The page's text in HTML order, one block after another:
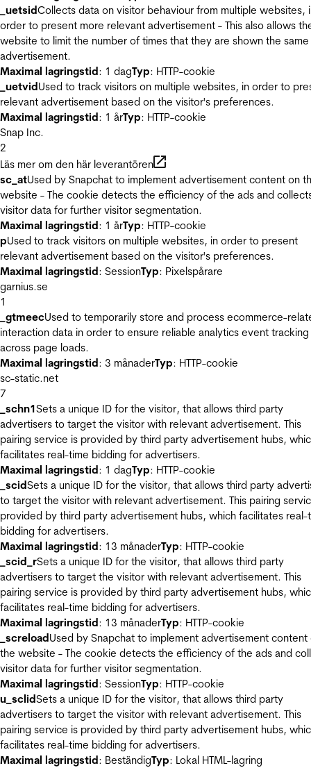
_uetsidCollects data on visitor behaviour from multiple websites,
order to present more relevant advertisement - This also allows
website to limit the number of times that they are shown the same
advertisement.
Maximal lagringstid: 1 dagTyp: HTTP-cookie
_uetvidUsed to track visitors on multiple websites, in order to
relevant advertisement based on the visitor's preferences.
Maximal lagringstid: 1 årTyp: HTTP-cookie
Snap Inc.
2
Läs mer om den här leverantören
sc_atUsed by Snapchat to implement advertisement content on
website - The cookie detects the efficiency of the ads and
visitor data for further visitor segmentation.
Maximal lagringstid: 1 årTyp: HTTP-cookie
pUsed to track visitors on multiple websites, in order to present
relevant advertisement based on the visitor's preferences.
Maximal lagringstid: SessionTyp: Pixelspårare
garnius.se
1
_gtmeecUsed to temporarily store and process ecommerce-
interaction data in order to ensure reliable analytics event tracking
across page loads.
Maximal lagringstid: 3 månaderTyp: HTTP-cookie
sc-static.net
7
_schn1Sets a unique ID for the visitor, that allows third party
advertisers to target the visitor with relevant advertisement. This
pairing service is provided by third party advertisement hubs,
facilitates real-time bidding for advertisers.
Maximal lagringstid: 1 dagTyp: HTTP-cookie
_scidSets a unique ID for the visitor, that allows third party
to target the visitor with relevant advertisement. This pairing
provided by third party advertisement hubs, which facilitates real-
bidding for advertisers.
Maximal lagringstid: 13 månaderTyp: HTTP-cookie
_scid_rSets a unique ID for the visitor, that allows third party
advertisers to target the visitor with relevant advertisement. This
pairing service is provided by third party advertisement hubs,
facilitates real-time bidding for advertisers.
Maximal lagringstid: 13 månaderTyp: HTTP-cookie
_screloadUsed by Snapchat to implement advertisement content
the website - The cookie detects the efficiency of the ads and
visitor data for further visitor segmentation.
Maximal lagringstid: SessionTyp: HTTP-cookie
u_sclidSets a unique ID for the visitor, that allows third party
advertisers to target the visitor with relevant advertisement. This
pairing service is provided by third party advertisement hubs,
facilitates real-time bidding for advertisers.
Maximal lagringstid: BeständigTyp: Lokal HTML-lagring